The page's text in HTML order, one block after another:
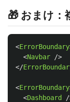
🎁 おまけ：
<ErrorBoundary
<Navbar
/>
</
<ErrorBoundary
<Dashboard
/